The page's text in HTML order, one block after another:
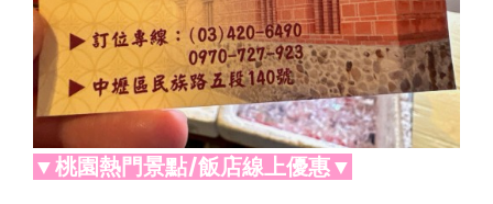
▼桃園熱門景點/飯店線上優惠▼